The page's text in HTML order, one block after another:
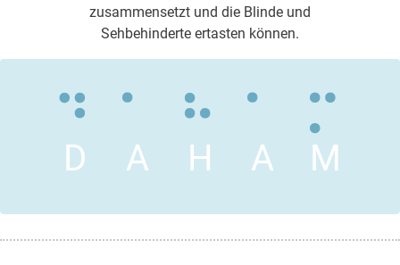
zusammensetzt und die Blinde und
Sehbehinderte ertasten können.
D A H A M